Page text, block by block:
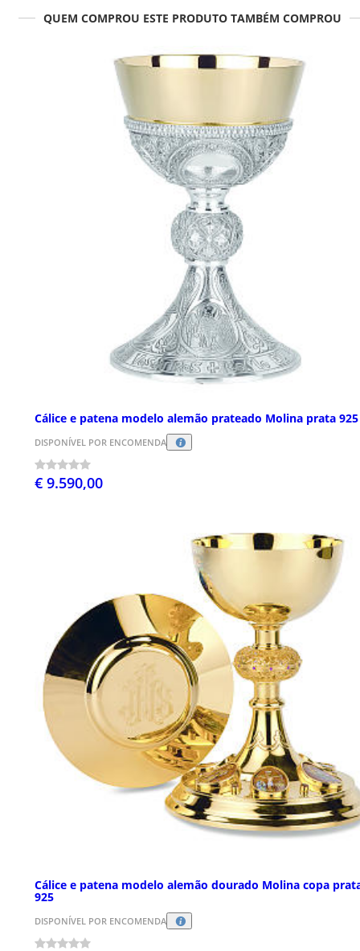
QUEM COMPROU ESTE PRODUTO TAMBÉM COMPROU
Cálice e patena modelo alemão prateado Molina prata 925
DISPONÍVEL POR ENCOMENDA
€ 9.590,00
Cálice e patena modelo alemão dourado Molina copa
925
DISPONÍVEL POR ENCOMENDA